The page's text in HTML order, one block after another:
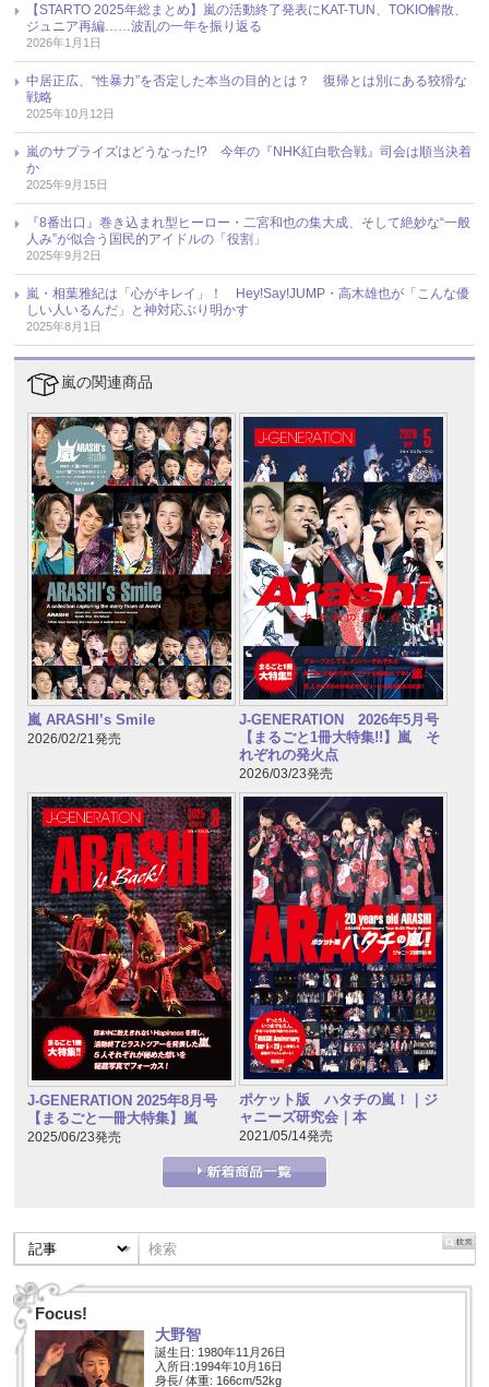
【STARTO 2025年総まとめ】嵐の活動終了発表にKAT-TUN、TOKIO解散、
ジュニア再編……波乱の一年を振り返る
2026年1月1日
中居正広、“性暴力”を否定した本当の目的とは？ 復帰とは別にある狡猾な
戦略
2025年10月12日
嵐のサプライズはどうなった!? 今年の『NHK紅白歌合戦』司会は順当決着
か
2025年9月15日
『8番出口』巻き込まれ型ヒーロー・二宮和也の集大成、そして絶妙な“一般
人み”が似合う国民的アイドルの「役割」
2025年9月2日
嵐・相葉雅紀は「心がキレイ」！ Hey!Say!JUMP・高木雄也が「こんな優
しい人いるんだ」と神対応ぶり明かす
2025年8月1日
嵐の関連商品
嵐 ARASHI’s Smile
2026/02/21発売
J-GENERATION 2026年5月号
【まるごと1冊大特集!!】嵐 そ
れぞれの発火点
2026/03/23発売
J-GENERATION 2025年8月号
【まるごと一冊大特集】嵐
2025/06/23発売
ポケット版 ハタチの嵐！｜ジ
ャニーズ研究会｜本
2021/05/14発売
Focus!
大野智
誕生日: 1980年11月26日
入所日:1994年10月16日
身長/ 体重: 166cm/52kg